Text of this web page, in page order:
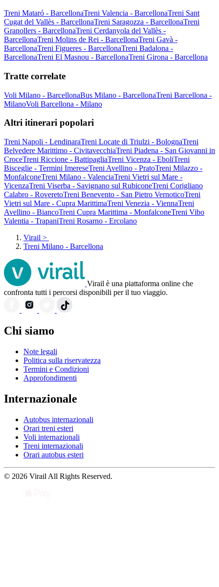
Treni Mataró - BarcellonaTreni Valencia - BarcellonaTreni Sant
Cugat del Vallès - BarcellonaTreni Saragozza - BarcellonaTreni
Granollers - BarcellonaTreni Cerdanyola del Vallès -
BarcellonaTreni Molins de Rei - BarcellonaTreni Gavà -
BarcellonaTreni Figueres - BarcellonaTreni Badalona -
BarcellonaTreni El Masnou - BarcellonaTreni Girona - Barcellona
Tratte correlate
Voli Milano - BarcellonaBus Milano - BarcellonaTreni Barcellona -
MilanoVoli Barcellona - Milano
Altri itinerari popolari
Treni Napoli - LendinaraTreni Locate di Triulzi - BolognaTreni
Belvedere Marittimo - CivitavecchiaTreni Piadena - San Giovanni in
CroceTreni Riccione - BattipagliaTreni Vicenza - EboliTreni
Bisceglie - Termini ImereseTreni Avellino - PratoTreni Milazzo -
MonfalconeTreni Milano - ValenciaTreni Vietri sul Mare -
VicenzaTreni Viserba - Savignano sul RubiconeTreni Corigliano
Calabro - RoveretoTreni Benevento - San Pietro VernoticoTreni
Vietri sul Mare - Cupra MarittimaTreni Venezia - ViennaTreni
Avellino - BiancoTreni Cupra Marittima - MonfalconeTreni Vibo
Valentia - TrapaniTreni Rosarno - Ercolano
Virail >
Treni Milano - Barcellona
Virail è una piattaforma online che
confronta tutti i percorsi disponibili per il tuo viaggio.
Chi siamo
Note legali
Politica sulla riservatezza
Termini e Condizioni
Approfondimenti
Internazionale
Autobus internazionali
Orari treni esteri
Voli internazionali
Treni internazionali
Orari autobus esteri
© 2026 Virail All Rights Reserved.